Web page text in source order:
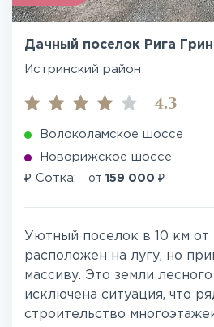
Дачный поселок Рига Грин
Истринский район
4.3
Волоколамское шоссе
Новорижское шоссе
₽ Сотка: от 159 000 ₽
Уютный поселок в 10 км от
расположен на лугу, но
массиву. Это земли
исключена ситуация, что
строительство